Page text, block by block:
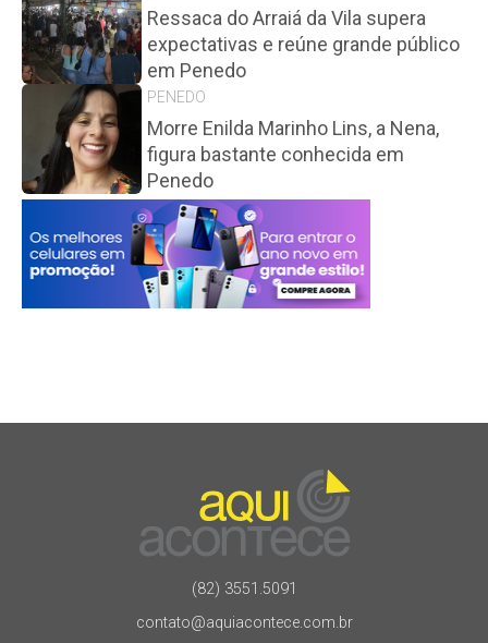
Ressaca do Arraiá da Vila supera
expectativas e reúne grande público
em Penedo
PENEDO
Morre Enilda Marinho Lins, a Nena,
figura bastante conhecida em
Penedo
(82) 3551.5091
contato@aquiacontece.com.br